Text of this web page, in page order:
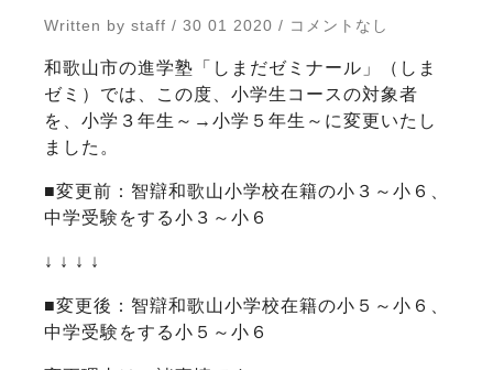
Written by staff / 30 01 2020 / コメントなし
和歌山市の進学塾「しまだゼミナール」（しま
ゼミ）では、この度、小学生コースの対象者
を、小学３年生～→小学５年生～に変更いたし
ました。
■変更前：智辯和歌山小学校在籍の小３～小６、
中学受験をする小３～小６
↓ ↓ ↓ ↓
■変更後：智辯和歌山小学校在籍の小５～小６、
中学受験をする小５～小６